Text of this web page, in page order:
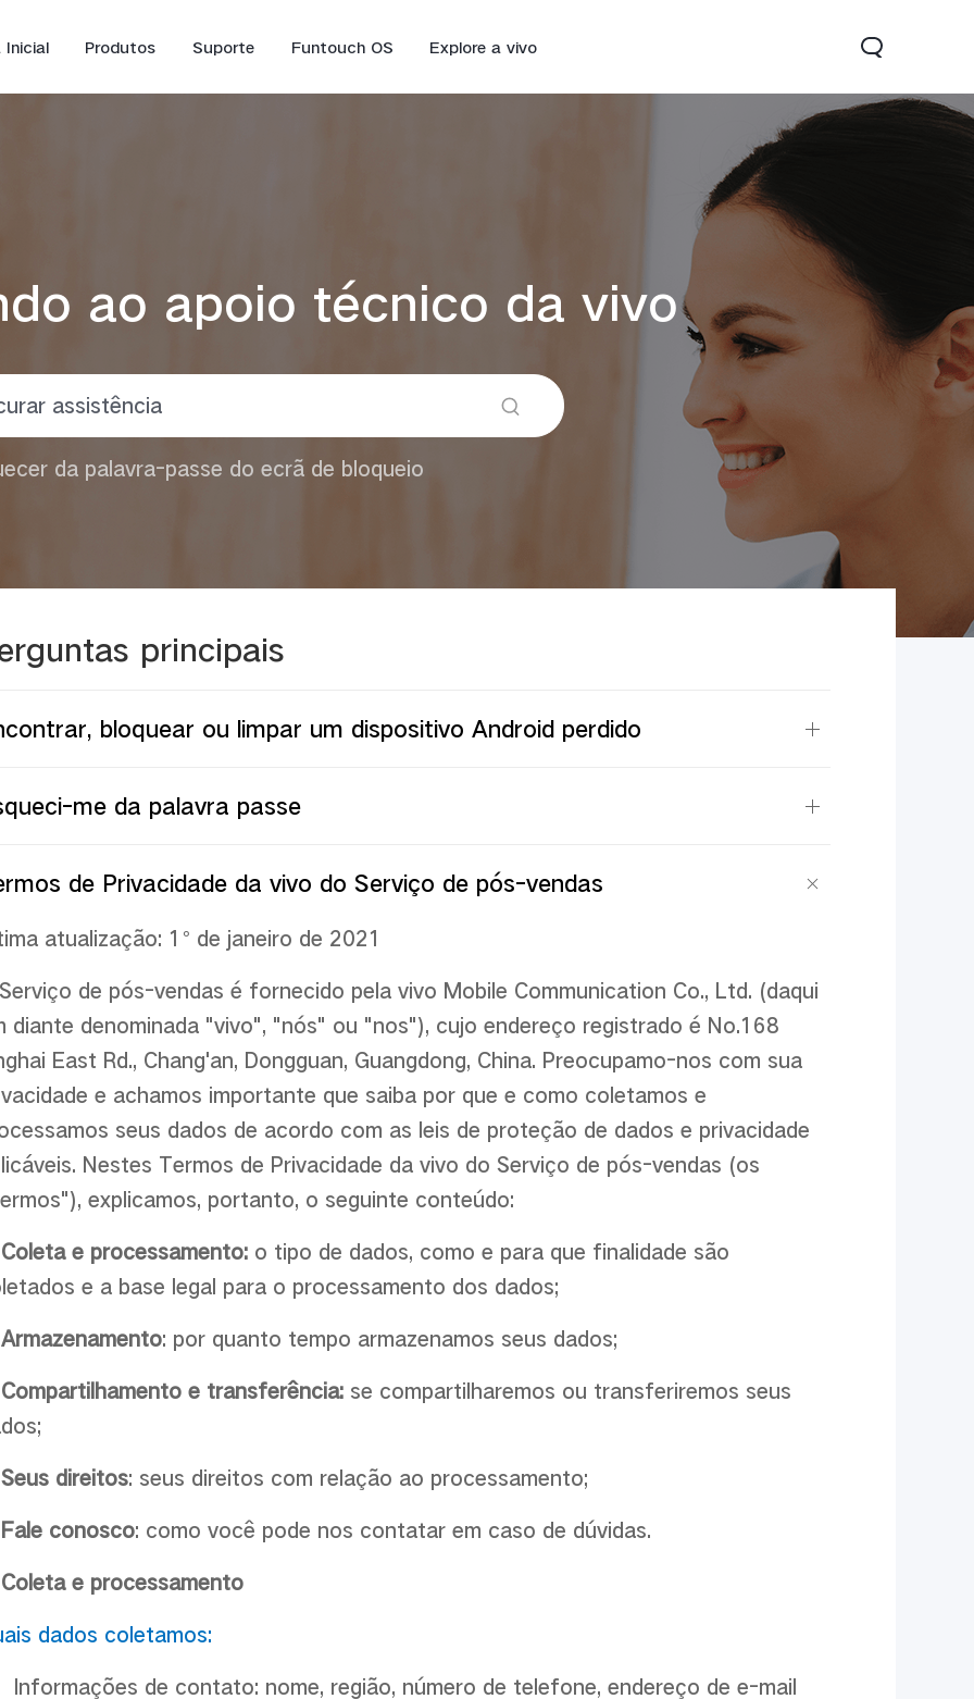
Inicial Produtos Suporte Funtouch OS Explore a vivo
Y33s novo
ao apoio técnico da vivo
da palavra-passe do ecrã de bloqueio
principais
bloquear ou limpar um dispositivo Android perdido
me da palavra passe
de Privacidade da vivo do Serviço de pós-vendas
atualização: 1º de janeiro de 2021
de pós-vendas é fornecido pela vivo Mobile Communication Co., Ltd. (daqui
diante denominada "vivo", "nós" ou "nos"), cujo endereço registrado é No.168
East Rd., Chang'an, Dongguan, Guangdong, China. Preocupamo-nos com sua
e achamos importante que saiba por que e como coletamos e
seus dados de acordo com as leis de proteção de dados e privacidade
Nestes Termos de Privacidade da vivo do Serviço de pós-vendas (os
explicamos, portanto, o seguinte conteúdo:
Coleta e processamento: o tipo de dados, como e para que finalidade são
e a base legal para o processamento dos dados;
Armazenamento: por quanto tempo armazenamos seus dados;
Compartilhamento e transferência: se compartilharemos ou transferiremos seus
Seus direitos: seus direitos com relação ao processamento;
Fale conosco: como você pode nos contatar em caso de dúvidas.
e processamento
dados coletamos:
Informações de contato: nome, região, número de telefone, endereço de e-mail